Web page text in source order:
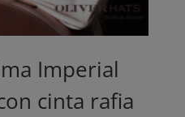
Imperial
cinta rafia